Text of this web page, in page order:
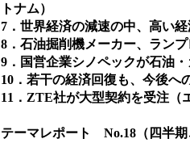
トナム）
7．世界経済の減速の中、高い
8．石油掘削機メーカー、ラン
9．国営企業シノペックが石油
10．若干の経済回復も、今後へ
11．ZTE社が大型契約を受注（
テーマレポート No.18（四半期